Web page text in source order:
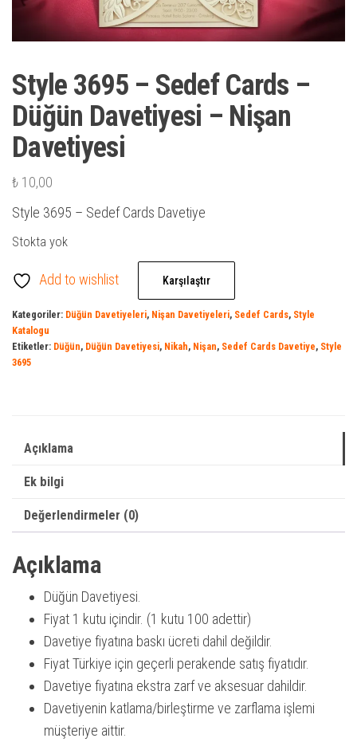
Style 3695 – Sedef Cards –
Düğün Davetiyesi – Nişan
Davetiyesi
₺ 10,00
Style 3695 – Sedef Cards Davetiye
Stokta yok
Add to wishlist Karşılaştır
Kategoriler: Düğün Davetiyeleri, Nişan Davetiyeleri, Sedef Cards, Style
Katalogu
Etiketler: Düğün, Düğün Davetiyesi, Nikah, Nişan, Sedef Cards Davetiye, Style
3695
Açıklama
Ek bilgi
Değerlendirmeler (0)
Açıklama
Düğün Davetiyesi.
Fiyat 1 kutu içindir. (1 kutu 100 adettir)
Davetiye fiyatına baskı ücreti dahil değildir.
Fiyat Türkiye için geçerli perakende satış fiyatıdır.
Davetiye fiyatına ekstra zarf ve aksesuar dahildir.
Davetiyenin katlama/birleştirme ve zarflama işlemi
müşteriye aittir.